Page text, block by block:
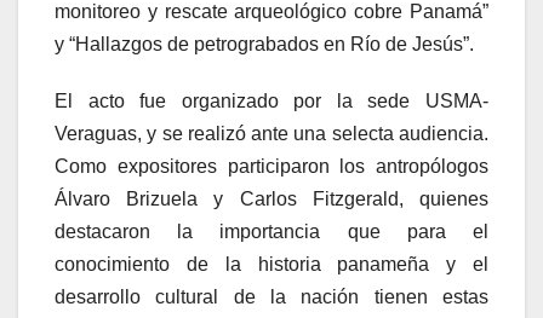
monitoreo y rescate arqueológico cobre Panamá”
y “Hallazgos de petrograbados en Río de Jesús”.
El acto fue organizado por la sede USMA-
Veraguas, y se realizó ante una selecta audiencia.
Como expositores participaron los antropólogos
Álvaro Brizuela y Carlos Fitzgerald, quienes
destacaron la importancia que para el
conocimiento de la historia panameña y el
desarrollo cultural de la nación tienen estas